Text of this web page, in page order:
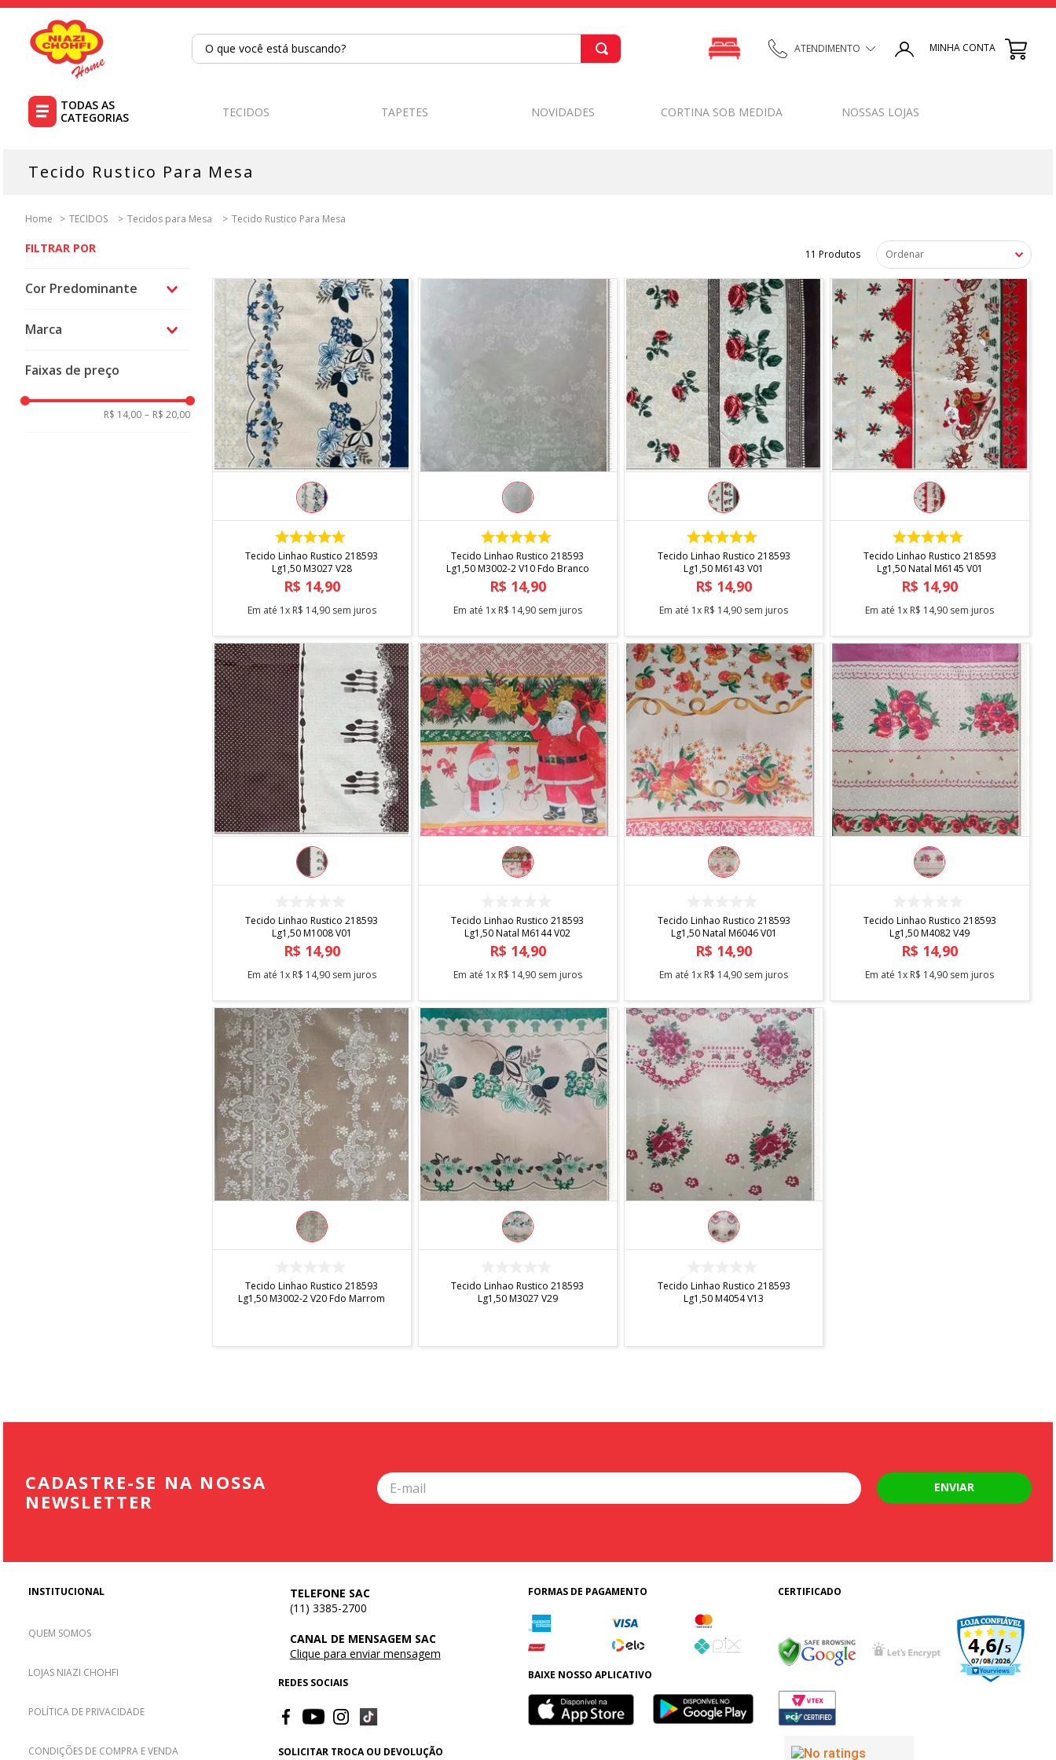
O que você está buscando? ATENDIMENTO MINHA CONTA
TECIDOS TAPETES NOVIDADES CORTINA SOB MEDIDA NOSSAS LOJAS
Tecido Rustico Para Mesa
TECIDOS Tecidos para Mesa Tecido Rustico Para Mesa
Cor Predominante
Bege
Branco
Marca
Faixas de preço
R$ 14,00 – R$ 20,00
11 Produtos Ordenar
COMPRAR
Tecido Linhao Rustico 218593
Lg1,50 M3027 V28
R$ 14,90
Em até 1x R$ 14,90sem juros
COMPRAR
Tecido Linhao Rustico 218593
Lg1,50 M3002-2 V10 Fdo Branco
R$ 14,90
Em até 1x R$ 14,90sem juros
COMPRAR
Tecido Linhao Rustico 218593
Lg1,50 M6143 V01
R$ 14,90
Em até 1x R$ 14,90 sem juros
COMPRAR
Tecido Linhao Rustico 218593
Lg1,50 Natal M6145 V01
R$ 14,90
Em até 1x R$ 14,90 sem juros
Tecido Linhao Rustico 218593
Lg1,50 M1008 V01
R$ 14,90
Em até 1x R$ 14,90sem juros
Tecido Linhao Rustico 218593
Lg1,50 Natal M6144 V02
R$ 14,90
Em até 1x R$ 14,90sem juros
Tecido Linhao Rustico 218593
Lg1,50 Natal M6046 V01
R$ 14,90
Em até 1x R$ 14,90 sem juros
Tecido Linhao Rustico 218593
Lg1,50 M4082 V49
R$ 14,90
Em até 1x R$ 14,90 sem juros
Tecido Linhao Rustico 218593
Lg1,50 M3002-2 V20 Fdo Marrom
Tecido Linhao Rustico 218593
Lg1,50 M3027 V29
Tecido Linhao Rustico 218593
Lg1,50 M4054 V13
CADASTRE-SE NA NOSSA
NEWSLETTER
ENVIAR
INSTITUCIONAL
QUEM SOMOS
LOJAS NIAZI CHOHFI
POLÍTICA DE PRIVACIDADE
CONDIÇÕES DE COMPRA E VENDA
TELEFONE SAC
(11) 3385-2700
CANAL DE MENSAGEM SAC
Clique para enviar mensagem
REDES SOCIAIS
SOLICITAR TROCA OU DEVOLUÇÃO
FORMAS DE PAGAMENTO
BAIXE NOSSO APLICATIVO
CERTIFICADO
tecido percal
tricoline digital
º
tecido oxford
10
toalha mesa